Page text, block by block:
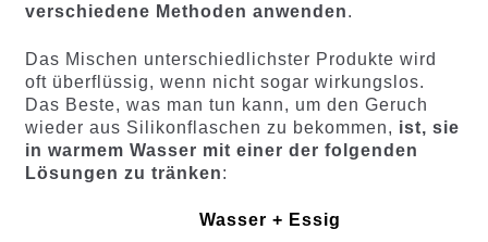
verschiedene Methoden anwenden.
Das Mischen unterschiedlichster Produkte wird
oft überflüssig, wenn nicht sogar wirkungslos.
Das Beste, was man tun kann, um den Geruch
wieder aus Silikonflaschen zu bekommen, ist, sie
in warmem Wasser mit einer der folgenden
Lösungen zu tränken:
Wasser + Essig